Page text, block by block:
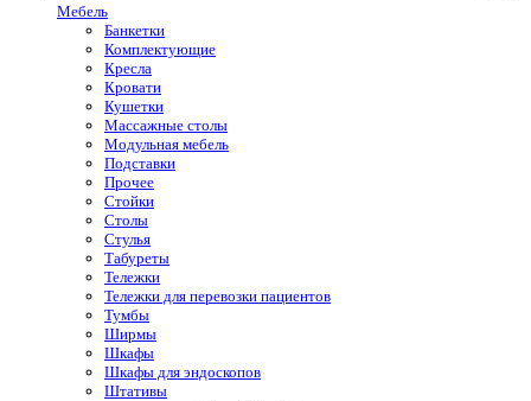
Мебель
Банкетки
Комплектующие
Кресла
Кровати
Кушетки
Массажные столы
Модульная мебель
Подставки
Прочее
Стойки
Столы
Стулья
Табуреты
Тележки
Тележки для перевозки пациентов
Тумбы
Ширмы
Шкафы
Шкафы для эндоскопов
Штативы